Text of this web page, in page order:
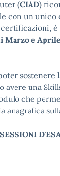
(CIAD)
con un unico
è
Marzo e
sostenere
avere una
che
anagrafica